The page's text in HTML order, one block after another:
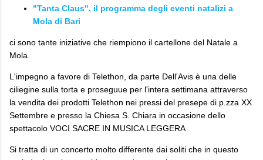
"Tanta Claus", il programma degli eventi natalizi a
Mola di Bari
ci sono tante iniziative che riempiono il cartellone del Natale a
Mola.
L'impegno a favore di Telethon, da parte Dell'Avis è una delle
ciliegine sulla torta e proseguue per l'intera settimana attraverso
la vendita dei prodotti Telethon nei pressi del presepe di p.zza XX
Settembre e presso la Chiesa S. Chiara in occasione dello
spettacolo VOCI SACRE IN MUSICA LEGGERA
Si tratta di un concerto molto differente dai soliti che in questo